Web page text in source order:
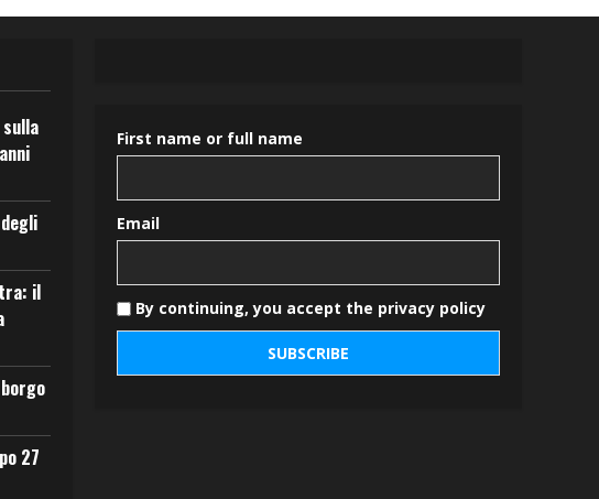
il
27
First name or full name
Email
By continuing, you accept the privacy policy